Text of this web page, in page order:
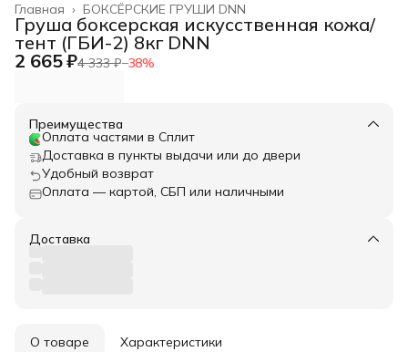
БОКСЁРСКИЕ ГРУШИ DNN
Главная ›
Груша боксерская искусственная кожа/
тент (ГБИ-2) 8кг DNN
2 665 ₽4 333 ₽−38%
Преимущества
Оплата частями в Сплит
Доставка в пункты выдачи или до двери
Удобный возврат
Оплата — картой, СБП или наличными
Доставка
О товаре Характеристики